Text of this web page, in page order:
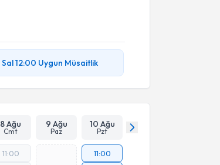
Sal12:00 Uygun Müsaitlik
8 Ağu
Cmt
9 Ağu
Paz
10 Ağu
Pzt
11:00
11:00